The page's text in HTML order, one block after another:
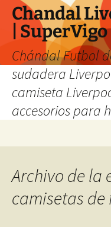
Chandal
| SuperVigo
Chándal Futbol
sudadera
camiseta
accesorios para
Archivo de la
camisetas